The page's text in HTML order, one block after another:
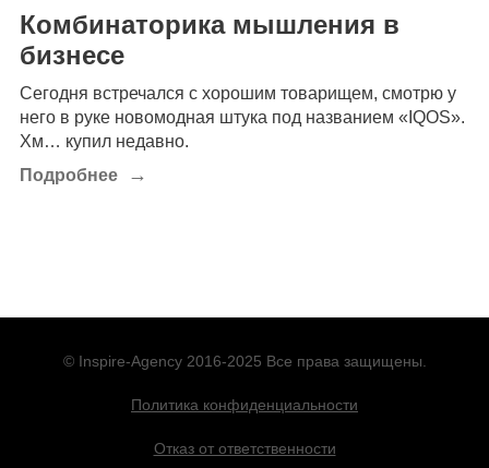
Комбинаторика мышления в
бизнесе
Сегодня встречался с хорошим товарищем, смотрю у
него в руке новомодная штука под названием «IQOS».
Хм… купил недавно.
Подробнее
→
© Inspire-Agency 2016-2025 Все права защищены.
Политика конфиденциальности
Отказ от ответственности